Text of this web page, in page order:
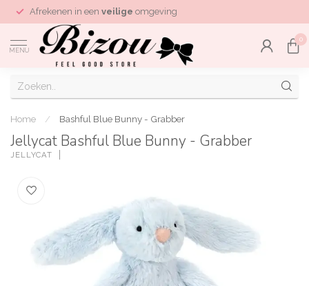
Afrekenen in een veilige omgeving
MENU
0
Home / Bashful Blue Bunny - Grabber
Jellycat Bashful Blue Bunny - Grabber
JELLYCAT